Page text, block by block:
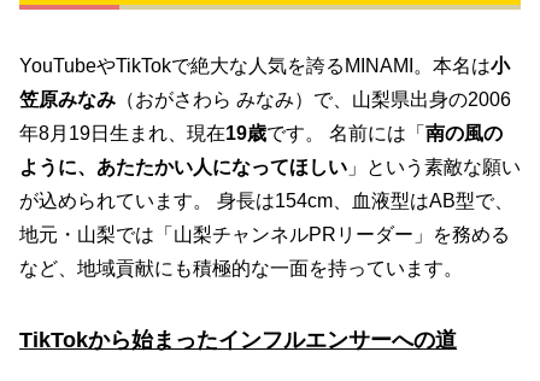
YouTubeやTikTokで絶大な人気を誇るMINAMI。本名は小
笠原みなみ （おがさわら みなみ）で、山梨県出身の2006
年8月19日生まれ、現在19歳です。 名前には「 南の風の
ように、あたたかい人になってほしい 」という素敵な願い
が込められています。 身長は154cm、血液型はAB型で、
地元・山梨では「山梨チャンネルPRリーダー」を務める
など、地域貢献にも積極的な一面を持っています。
TikTokから始まったインフルエンサーへの道